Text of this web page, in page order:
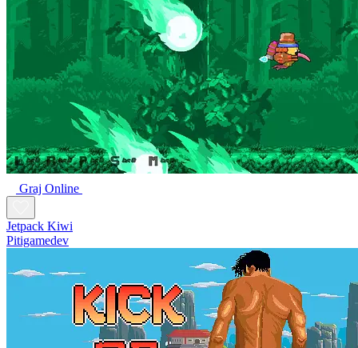
Graj Online
Jetpack Kiwi
Pitigamedev